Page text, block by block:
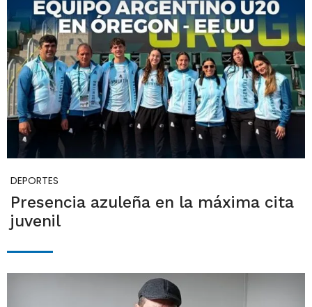
DEPORTES
Presencia azuleña en la máxima cita
juvenil